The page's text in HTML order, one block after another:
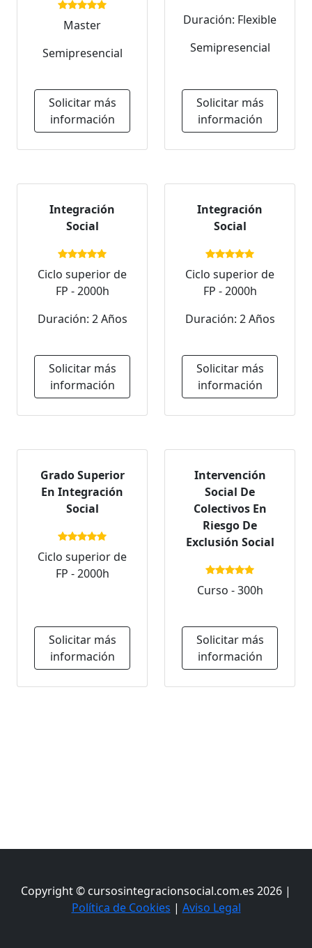
Master
Semipresencial
Solicitar más
información
Duración: Flexible
Semipresencial
Solicitar más
información
Integración
Social
Ciclo superior de
FP - 2000h
Duración: 2 Años
Solicitar más
información
Integración
Social
Ciclo superior de
FP - 2000h
Duración: 2 Años
Solicitar más
información
Grado Superior
En Integración
Social
Ciclo superior de
FP - 2000h
Solicitar más
información
Intervención
Social De
Colectivos En
Riesgo De
Exclusión Social
Curso - 300h
Solicitar más
información
Copyright © cursosintegracionsocial.com.es 2026 |
Política de Cookies | Aviso Legal